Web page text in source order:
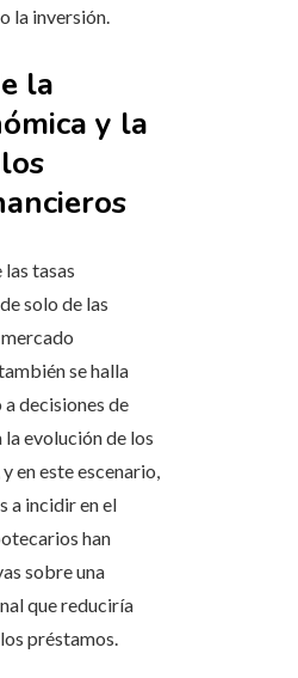
la inversión.
la
y la
tasas
solo de las
se halla
decisiones de
evolución de los
en este escenario,
a incidir en el
han
sobre una
que reduciría
préstamos.